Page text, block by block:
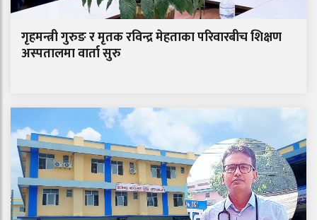
गृहमन्त्री गुरुङ र मृतक रविन्द्र मेहताका परिवारबीच शिक्षण
अस्पतालमा वार्ता सुरु